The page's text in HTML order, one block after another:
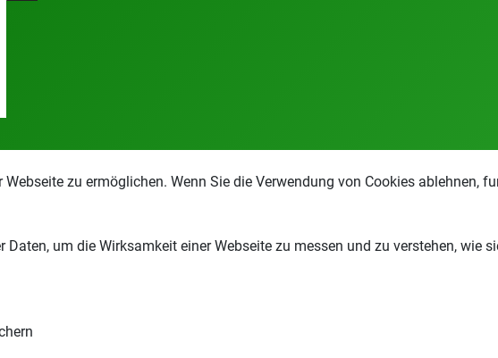
zu ermöglichen. Wenn Sie die Verwendung von Cookies ablehnen,
Daten, um die Wirksamkeit einer Webseite zu messen und zu verstehen, wie